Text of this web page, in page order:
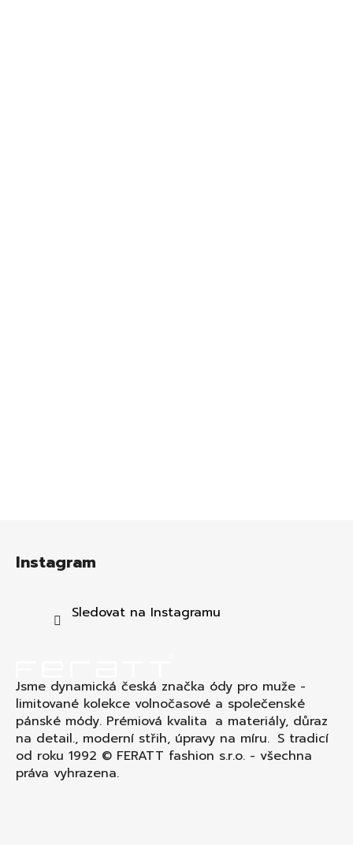
Instagram
Sledovat na Instagramu
Jsme dynamická česká značka ódy pro muže -
limitované kolekce volnočasové a společenské
pánské módy. Prémiová kvalita a materiály, důraz
na detail., moderní střih, úpravy na míru. S tradicí
od roku 1992 © FERATT fashion s.r.o. - všechna
práva vyhrazena.